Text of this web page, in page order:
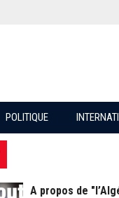
POLITIQUE
A propos de